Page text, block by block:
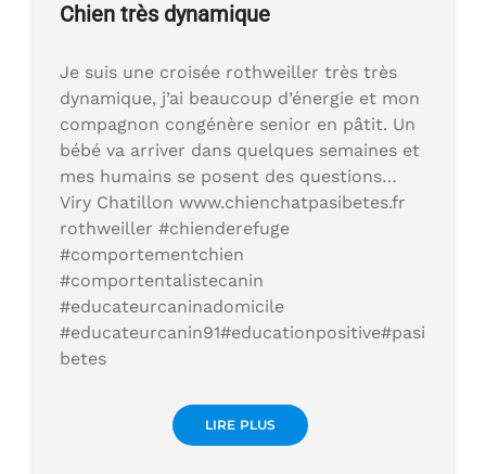
Chien très dynamique
Je suis une croisée rothweiller très très
dynamique, j’ai beaucoup d’énergie et mon
compagnon congénère senior en pâtit. Un
bébé va arriver dans quelques semaines et
mes humains se posent des questions…
Viry Chatillon www.chienchatpasibetes.fr
rothweiller #chienderefuge
#comportementchien
#comportentalistecanin
#educateurcaninadomicile
#educateurcanin91#educationpositive#pasi
betes
LIRE PLUS